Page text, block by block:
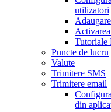
utilizatori
Tutoriale
Puncte de lucru
Valute
Trimitere SMS
Trimitere email
din